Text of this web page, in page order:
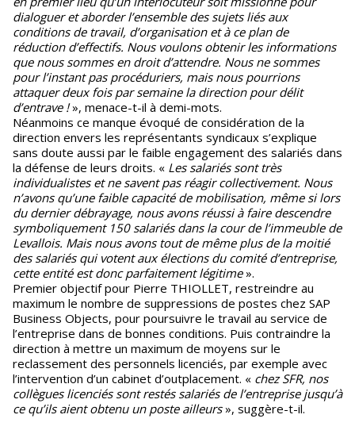
dialoguer et aborder l’ensemble des sujets liés aux
conditions de travail, d’organisation et à ce plan de
réduction d’effectifs. Nous voulons obtenir les informations
que nous sommes en droit d’attendre. Nous ne sommes
pour l’instant pas procéduriers, mais nous pourrions
attaquer deux fois par semaine la direction pour délit
d’entrave !», menace-t-il à demi-mots.
Néanmoins ce manque évoqué de considération de la
direction envers les représentants syndicaux s’explique
sans doute aussi par le faible engagement des salariés dans
la défense de leurs droits. « Les salariés sont très
individualistes et ne savent pas réagir collectivement. Nous
n’avons qu’une faible capacité de mobilisation, même si lors
du dernier débrayage, nous avons réussi à faire descendre
symboliquement 150 salariés dans la cour de l’immeuble de
Levallois. Mais nous avons tout de même plus de la moitié
des salariés qui votent aux élections du comité d’entreprise,
cette entité est donc parfaitement légitime».
Premier objectif pour Pierre THIOLLET, restreindre au
maximum le nombre de suppressions de postes chez SAP
Business Objects, pour poursuivre le travail au service de
l’entreprise dans de bonnes conditions. Puis contraindre la
direction à mettre un maximum de moyens sur le
reclassement des personnels licenciés, par exemple avec
l’intervention d’un cabinet d’outplacement. « chez SFR, nos
collègues licenciés sont restés salariés de l’entreprise jusqu’à
ce qu’ils aient obtenu un poste ailleurs», suggère-t-il.